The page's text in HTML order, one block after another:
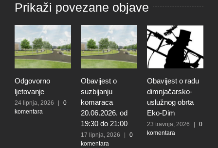
Prikaži povezane objave
Odgovorno
ljetovanje
24 lipnja, 2026
0
komentara
Obavijest o
suzbijanju
komaraca
20.06.2026. od
19:30 do 21:00
17 lipnja, 2026
0
komentara
Obavijest o radu
dimnjačarsko-
uslužnog obrta
Eko-Dim
23 travnja, 2026
0
komentara